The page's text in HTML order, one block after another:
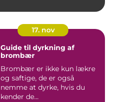
17. nov
Guide til dyrkning af
brombær
Brombær er ikke kun lækre
og saftige, de er også
nemme at dyrke, hvis du
kender de...